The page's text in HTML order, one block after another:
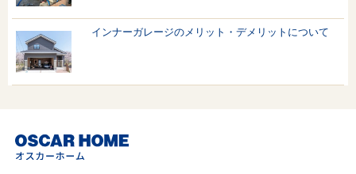
インナーガレージのメリット・デメリットについて